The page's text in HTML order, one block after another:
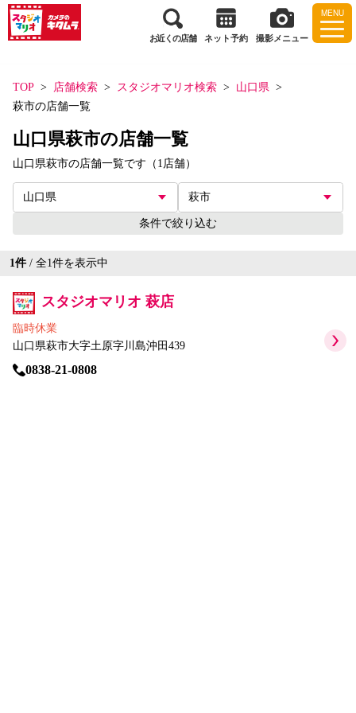
MENU
お近くの店舗 ネット予約 撮影メニュー
TOP 店舗検索 スタジオマリオ検索
山口県
萩市の店舗一覧
山口県萩市の店舗一覧
山口県萩市の店舗一覧です（1店舗）
条件で絞り込む
1件 / 全1件を表示中
スタジオマリオ 萩店
臨時休業
山口県萩市大字土原字川島沖田439
0838-21-0808